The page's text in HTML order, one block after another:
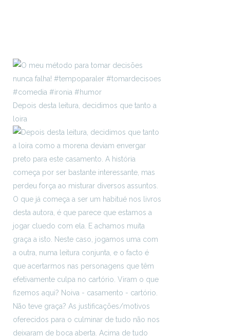
Depois desta leitura, decidimos que tanto a
loira